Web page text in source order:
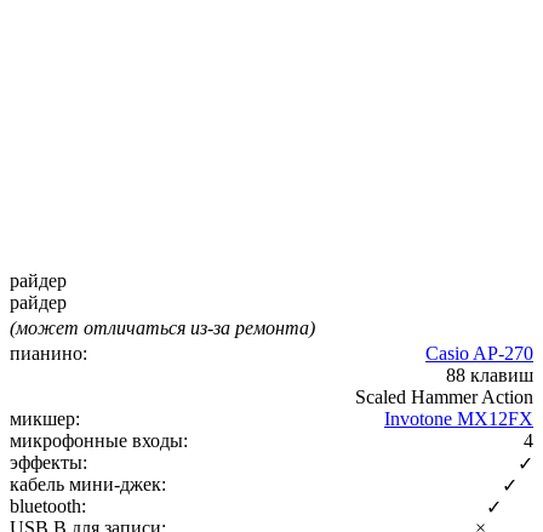
райдер
райдер
(может отличаться из-за ремонта)
пианино:
Casio AP-270
88 клавиш
Scaled Hammer Action
микшер:
Invotone MX12FX
микрофонные входы:
4
эффекты:
✓
кабель мини-джек:
✓
bluetooth:
✓
USB B для записи:
×